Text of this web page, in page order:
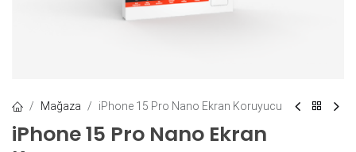
Mağaza iPhone 15 Pro Nano Ekran Koruyucu
iPhone 15 Pro Nano Ekran